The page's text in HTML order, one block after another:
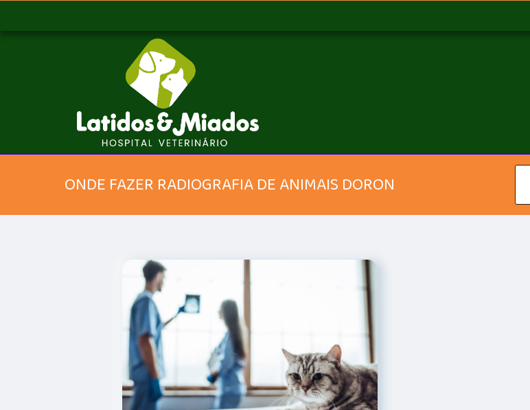
ONDE FAZER RADIOGRAFIA DE ANIMAIS DORON